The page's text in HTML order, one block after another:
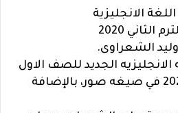
الانجليزية
2020
الشعراوى.
الجديد للصف الاول
الاعدادي الترم الثاني 2020 في صيغه صور، بالإضافة